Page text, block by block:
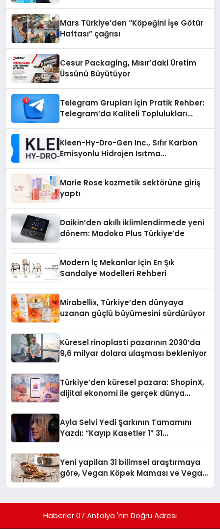
Mars Türkiye’den “Köpeğini İşe Götür
Haftası” çağrısı
Cesur Packaging, Mısır’daki Üretim
Üssünü Büyütüyor
Telegram Grupları İçin Pratik Rehber:
Telegram’da Kaliteli Toplulukları
Kleen-Hy-Dro-Gen Inc., Sıfır Karbon
Emisyonlu Hidrojen Isıtma
Marie Rose kozmetik sektörüne giriş
yaptı
Daikin’den akıllı iklimlendirmede yeni
dönem: Madoka Plus Türkiye’de
Modern İç Mekanlar İçin En Şık
Sandalye Modelleri Rehberi
Mirabellix, Türkiye’den dünyaya
uzanan güçlü büyümesini sürdürüyor
Küresel rinoplasti pazarının 2030’da
9,6 milyar dolara ulaşması bekleniyor
Türkiye’den küresel pazara: ShopinX,
dijital ekonomi ile gerçek dünya
Ayla Selvi Yedi Şarkının Tamamını
Yazdı: “Kayıp Kasetler 1” 31
Yeni yapilan 31 bilimsel araştırmaya
göre, Vegan Köpek Maması ve Vegan
Haberler 07 Antalya 'nın Doğru Adresi